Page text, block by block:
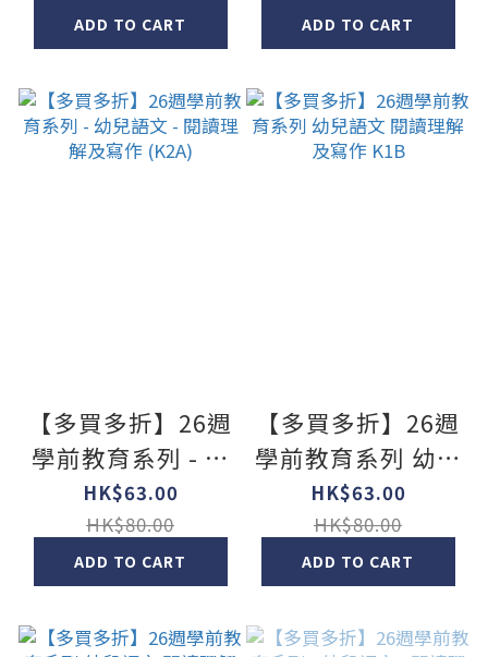
ADD TO CART ADD TO CART
【多買多折】26週
學前教育系列 - 幼
兒語文 - 閱讀理解
及寫作 (K2A)
HK$63.00
HK$80.00
ADD TO CART
【多買多折】26週
學前教育系列 幼兒
作 K1B
HK$63.00
HK$80.00
ADD TO CART